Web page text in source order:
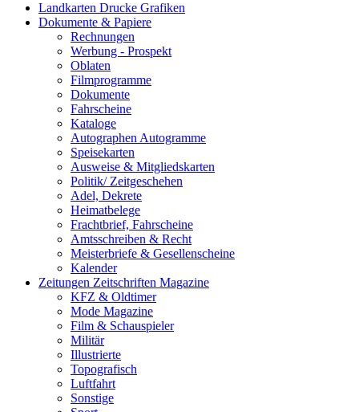
Landkarten Drucke Grafiken
Dokumente & Papiere
Rechnungen
Werbung - Prospekt
Oblaten
Filmprogramme
Dokumente
Fahrscheine
Kataloge
Autographen Autogramme
Speisekarten
Ausweise & Mitgliedskarten
Politik/ Zeitgeschehen
Adel, Dekrete
Heimatbelege
Frachtbrief, Fahrscheine
Amtsschreiben & Recht
Meisterbriefe & Gesellenscheine
Kalender
Zeitungen Zeitschriften Magazine
KFZ & Oldtimer
Mode Magazine
Film & Schauspieler
Militär
Illustrierte
Topografisch
Luftfahrt
Sonstige